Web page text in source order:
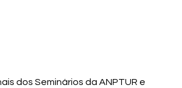
dos Seminários da ANPTUR e